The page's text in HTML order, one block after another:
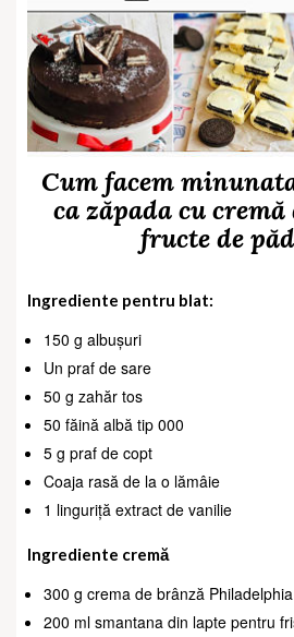
Cum facem
ca zăpada cu
fructe de
Ingrediente pentru blat:
150 g albușuri
Un praf de sare
50 g zahăr tos
50 făină albă tip 000
5 g praf de copt
Coaja rasă de la o lămâie
1 linguriță extract de vanilie
Ingrediente cremă
300 g crema de brânză Philadelphia
200 ml smantana din lapte pentru